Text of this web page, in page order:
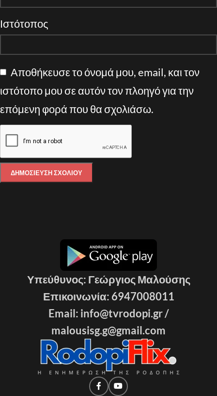
Ιστότοπος
Αποθήκευσε το όνομά μου, email, και τον
ιστότοπο μου σε αυτόν τον πλοηγό για την
επόμενη φορά που θα σχολιάσω.
Υπεύθυνος: Γεώργιος Μαλούσης
Επικοινωνία: 6947008011
Email: info@tvrodopi.gr /
malousisg.g@gmail.com